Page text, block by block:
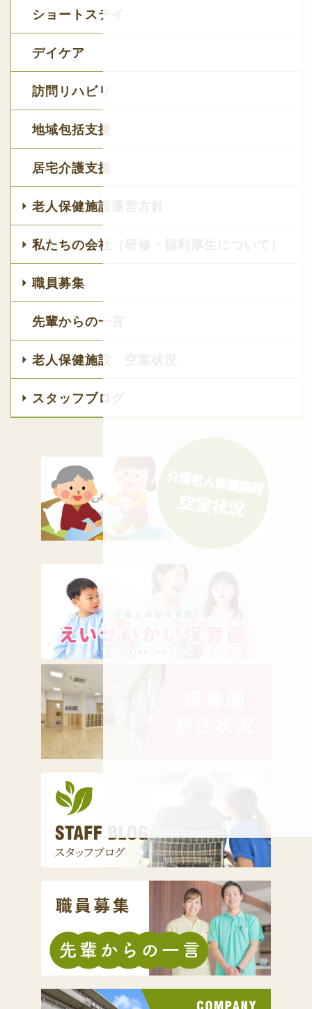
ショートステイ
デイケア
訪問リハビリ
地域包括支援
居宅介護支援
老人保健施設運営方針
私たちの会社（研修・福利厚生について）
職員募集
先輩からの一言
老人保健施設 空室状況
スタッフブログ